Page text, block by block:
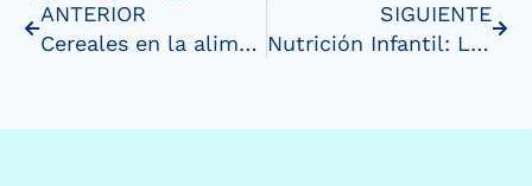
ANTERIOR
Cereales en la alimentación del bebé y el niño: ¿Por qué sonimportantes y cuándo ofrecerlos?
SIGUIENTE
Nutrición Infantil: Los Nutrientes Esenciales para Niños de 1a 3 Años